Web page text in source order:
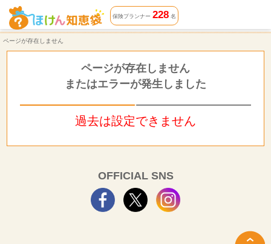
ページが存在しません | ほけん知恵袋
保険プランナー 228名
ページが存在しません
ページが存在しません
またはエラーが発生しました
過去は設定できません
OFFICIAL SNS